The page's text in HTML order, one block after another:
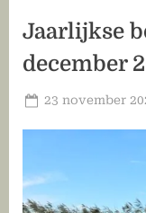
Jaarlijkse
december
Geplaatst
23 november